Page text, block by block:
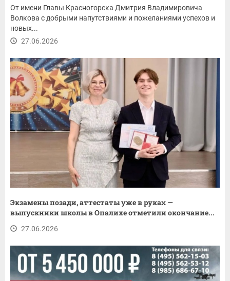
От имени Главы Красногорска Дмитрия Владимировича
Волкова с добрыми напутствиями и пожеланиями успехов и
новых...
27.06.2026
Экзамены позади, аттестаты уже в руках —
выпускники школы в Опалихе отметили окончание...
27.06.2026